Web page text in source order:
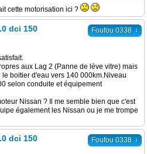
cette motorisation ici ?
Foufou 0338 ↓
dci 150
aux Lag 2 (Panne de lève vitre) mais
boitier d'eau vers 140 000km.Niveau
selon conduite et équipement
Nissan ? Il me semble bien que c'est
également les Nissan ou je me trompe
Foufou 0338 ↓
dci 150